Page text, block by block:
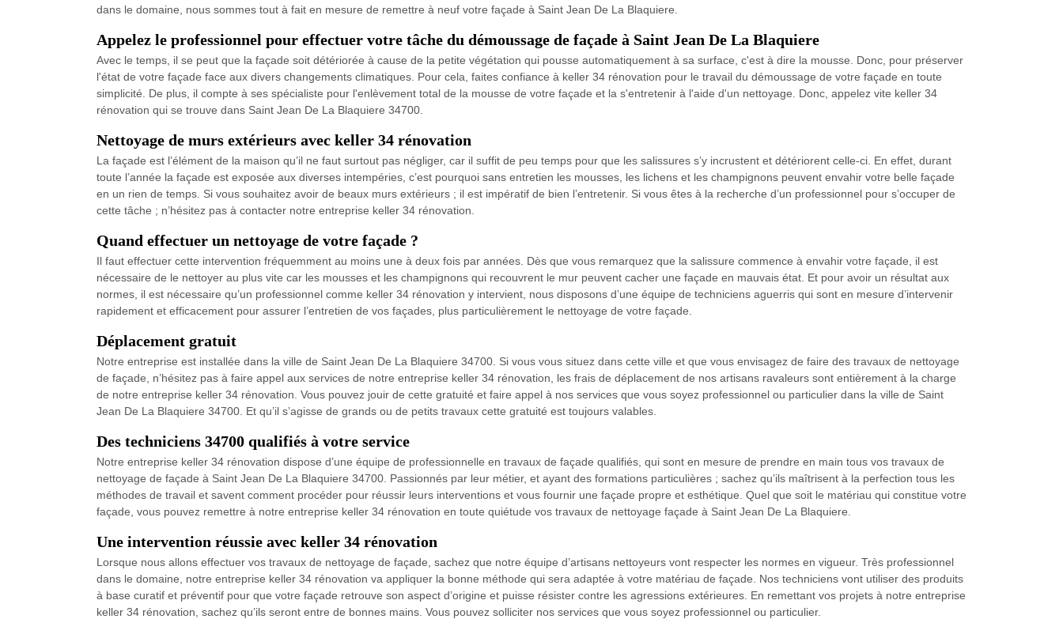
dans le domaine, nous sommes tout à fait en mesure de remettre à neuf votre façade à Saint Jean De La Blaquiere.
Appelez le professionnel pour effectuer votre tâche du démoussage de façade à Saint Jean De La Blaquiere
Avec le temps, il se peut que la façade soit détériorée à cause de la petite végétation qui pousse automatiquement à sa surface, c'est à dire la mousse. Donc, pour préserver
l'état de votre façade face aux divers changements climatiques. Pour cela, faites confiance à keller 34 rénovation pour le travail du démoussage de votre façade en toute
simplicité. De plus, il compte à ses spécialiste pour l'enlèvement total de la mousse de votre façade et la s'entretenir à l'aide d'un nettoyage. Donc, appelez vite keller 34
rénovation qui se trouve dans Saint Jean De La Blaquiere 34700.
Nettoyage de murs extérieurs avec keller 34 rénovation
La façade est l’élément de la maison qu’il ne faut surtout pas négliger, car il suffit de peu temps pour que les salissures s’y incrustent et détériorent celle-ci. En effet, durant
toute l’année la façade est exposée aux diverses intempéries, c’est pourquoi sans entretien les mousses, les lichens et les champignons peuvent envahir votre belle façade
en un rien de temps. Si vous souhaitez avoir de beaux murs extérieurs ; il est impératif de bien l’entretenir. Si vous êtes à la recherche d’un professionnel pour s’occuper de
cette tâche ; n’hésitez pas à contacter notre entreprise keller 34 rénovation.
Quand effectuer un nettoyage de votre façade ?
Il faut effectuer cette intervention fréquemment au moins une à deux fois par années. Dès que vous remarquez que la salissure commence à envahir votre façade, il est
nécessaire de le nettoyer au plus vite car les mousses et les champignons qui recouvrent le mur peuvent cacher une façade en mauvais état. Et pour avoir un résultat aux
normes, il est nécessaire qu’un professionnel comme keller 34 rénovation y intervient, nous disposons d’une équipe de techniciens aguerris qui sont en mesure d’intervenir
rapidement et efficacement pour assurer l’entretien de vos façades, plus particulièrement le nettoyage de votre façade.
Déplacement gratuit
Notre entreprise est installée dans la ville de Saint Jean De La Blaquiere 34700. Si vous vous situez dans cette ville et que vous envisagez de faire des travaux de nettoyage
de façade, n’hésitez pas à faire appel aux services de notre entreprise keller 34 rénovation, les frais de déplacement de nos artisans ravaleurs sont entièrement à la charge
de notre entreprise keller 34 rénovation. Vous pouvez jouir de cette gratuité et faire appel à nos services que vous soyez professionnel ou particulier dans la ville de Saint
Jean De La Blaquiere 34700. Et qu’il s’agisse de grands ou de petits travaux cette gratuité est toujours valables.
Des techniciens 34700 qualifiés à votre service
Notre entreprise keller 34 rénovation dispose d’une équipe de professionnelle en travaux de façade qualifiés, qui sont en mesure de prendre en main tous vos travaux de
nettoyage de façade à Saint Jean De La Blaquiere 34700. Passionnés par leur métier, et ayant des formations particulières ; sachez qu’ils maîtrisent à la perfection tous les
méthodes de travail et savent comment procéder pour réussir leurs interventions et vous fournir une façade propre et esthétique. Quel que soit le matériau qui constitue votre
façade, vous pouvez remettre à notre entreprise keller 34 rénovation en toute quiétude vos travaux de nettoyage façade à Saint Jean De La Blaquiere.
Une intervention réussie avec keller 34 rénovation
Lorsque nous allons effectuer vos travaux de nettoyage de façade, sachez que notre équipe d’artisans nettoyeurs vont respecter les normes en vigueur. Très professionnel
dans le domaine, notre entreprise keller 34 rénovation va appliquer la bonne méthode qui sera adaptée à votre matériau de façade. Nos techniciens vont utiliser des produits
à base curatif et préventif pour que votre façade retrouve son aspect d’origine et puisse résister contre les agressions extérieures. En remettant vos projets à notre entreprise
keller 34 rénovation, sachez qu’ils seront entre de bonnes mains. Vous pouvez solliciter nos services que vous soyez professionnel ou particulier.